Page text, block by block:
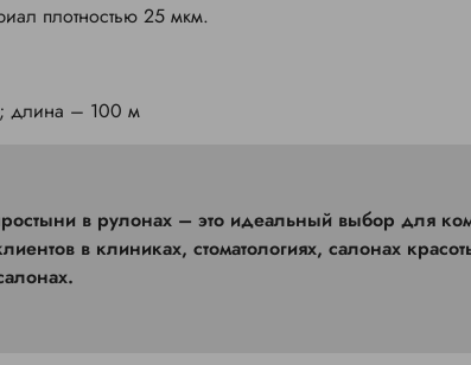
плотностью 25 мкм.
длина – 100 м
в клиниках, стоматологиях, салонах